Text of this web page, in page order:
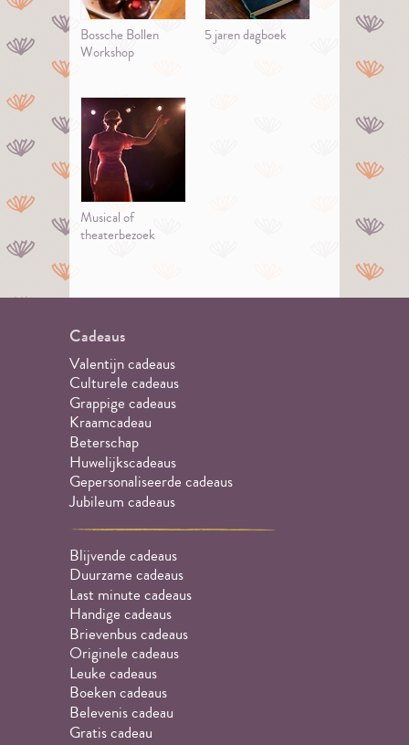
Bossche Bollen
Workshop
5 jaren dagboek
Musical of
theaterbezoek
Cadeaus
Valentijn cadeaus
Culturele cadeaus
Grappige cadeaus
Kraamcadeau
Beterschap
Huwelijkscadeaus
Gepersonaliseerde cadeaus
Jubileum cadeaus
Blijvende cadeaus
Duurzame cadeaus
Last minute cadeaus
Handige cadeaus
Brievenbus cadeaus
Originele cadeaus
Leuke cadeaus
Boeken cadeaus
Belevenis cadeau
Gratis cadeau